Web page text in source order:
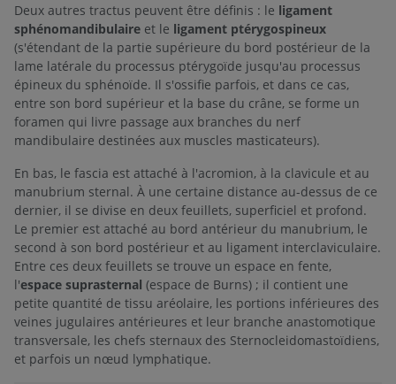
Deux autres tractus peuvent être définis : le ligament
sphénomandibulaire et le ligament ptérygospineux
(s'étendant de la partie supérieure du bord postérieur de la
lame latérale du processus ptérygoïde jusqu'au processus
épineux du sphénoïde. Il s'ossifie parfois, et dans ce cas,
entre son bord supérieur et la base du crâne, se forme un
foramen qui livre passage aux branches du nerf
mandibulaire destinées aux muscles masticateurs).
En bas, le fascia est attaché à l'acromion, à la clavicule et au
manubrium sternal. À une certaine distance au-dessus de ce
dernier, il se divise en deux feuillets, superficiel et profond.
Le premier est attaché au bord antérieur du manubrium, le
second à son bord postérieur et au ligament interclaviculaire.
Entre ces deux feuillets se trouve un espace en fente,
l'espace suprasternal (espace de Burns) ; il contient une
petite quantité de tissu aréolaire, les portions inférieures des
veines jugulaires antérieures et leur branche anastomotique
transversale, les chefs sternaux des Sternocleidomastoïdiens,
et parfois un nœud lymphatique.